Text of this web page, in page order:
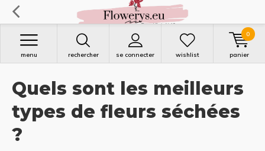
rechercher se connecter
menu wishlist panier
0
Quels sont les meilleurs
types de fleurs séchées
?